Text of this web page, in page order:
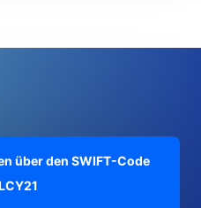
über den SWIFT-Code